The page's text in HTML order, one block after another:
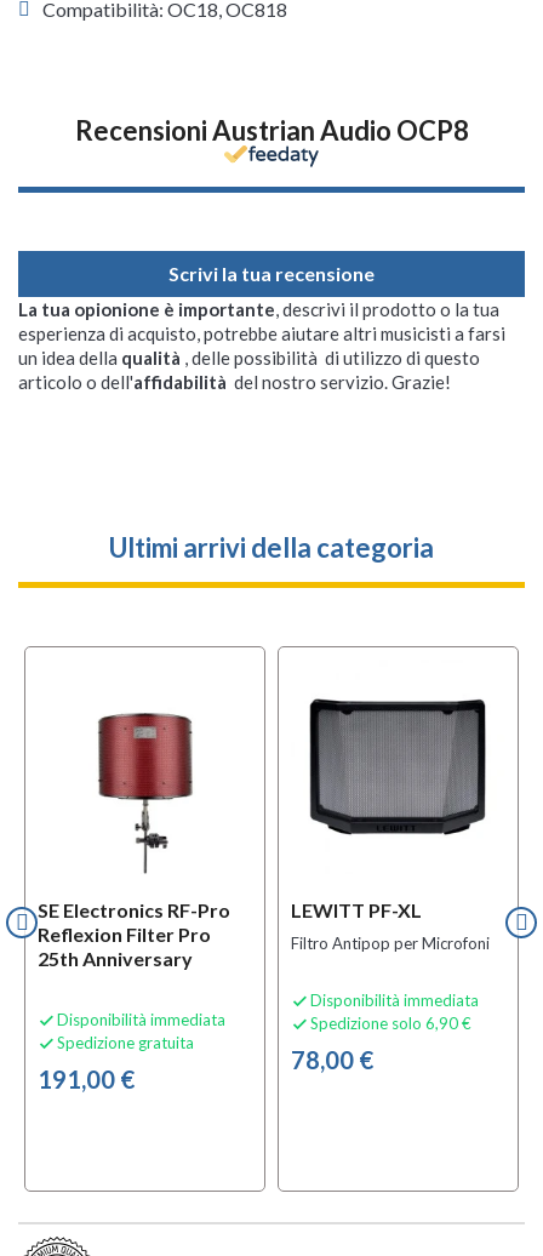
Compatibilità: OC18, OC818
Recensioni Austrian Audio OCP8
Scrivi la tua recensione
La tua opionione è importante, descrivi il prodotto o la tua
esperienza di acquisto, potrebbe aiutare altri musicisti a farsi
un idea della qualità , delle possibilità di utilizzo di questo
articolo o dell'affidabilità del nostro servizio. Grazie!
Ultimi arrivi della categoria
SE Electronics RF-Pro
Reflexion Filter Pro
25th Anniversary
 Disponibilità immediata
 Spedizione gratuita
191,00 €
LEWITT PF-XL
Filtro Antipop per Microfoni
 Disponibilità immediata
 Spedizione solo 6,90 €
78,00 €